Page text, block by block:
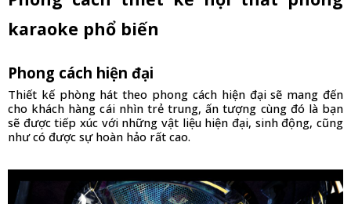
karaoke phổ biến
Phong cách hiện đại
Thiết kế phòng hát theo phong cách hiện đại sẽ mang đến
cho khách hàng cái nhìn trẻ trung, ấn tượng cùng đó là bạn
sẽ được tiếp xúc với những vật liệu hiện đại, sinh động, cũng
như có được sự hoàn hảo rất cao.